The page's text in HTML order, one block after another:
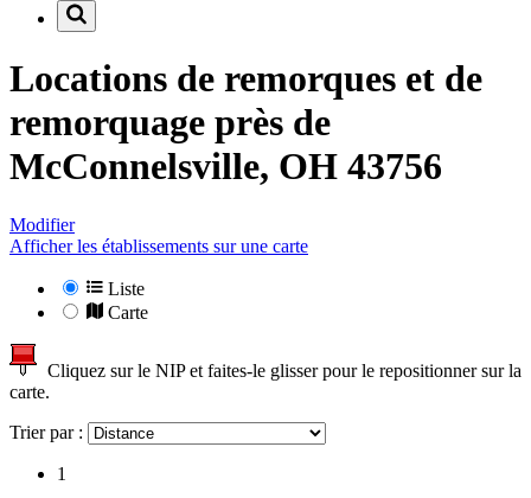
Locations de remorques et de
remorquage près de
McConnelsville, OH 43756
Modifier
Afficher les établissements sur une carte
Liste
Carte
Cliquez sur le NIP et faites-le glisser pour le repositionner sur la
carte.
Trier par :
1